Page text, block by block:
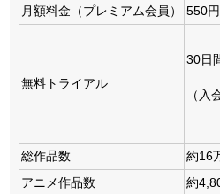
月額料金（プレミアム会員）
550円
無料トライアル
30日
（入
総作品数
約16
アニメ作品数
約